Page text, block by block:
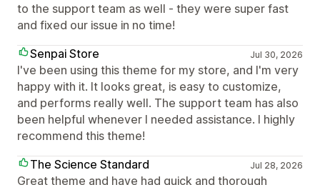
to the support team as well - they were super fast
and fixed our issue in no time!
Senpai Store
Jul 30, 2026
I've been using this theme for my store, and I'm very
happy with it. It looks great, is easy to customize,
and performs really well. The support team has also
been helpful whenever I needed assistance. I highly
recommend this theme!
The Science Standard
Jul 28, 2026
Great theme and have had quick and thorough